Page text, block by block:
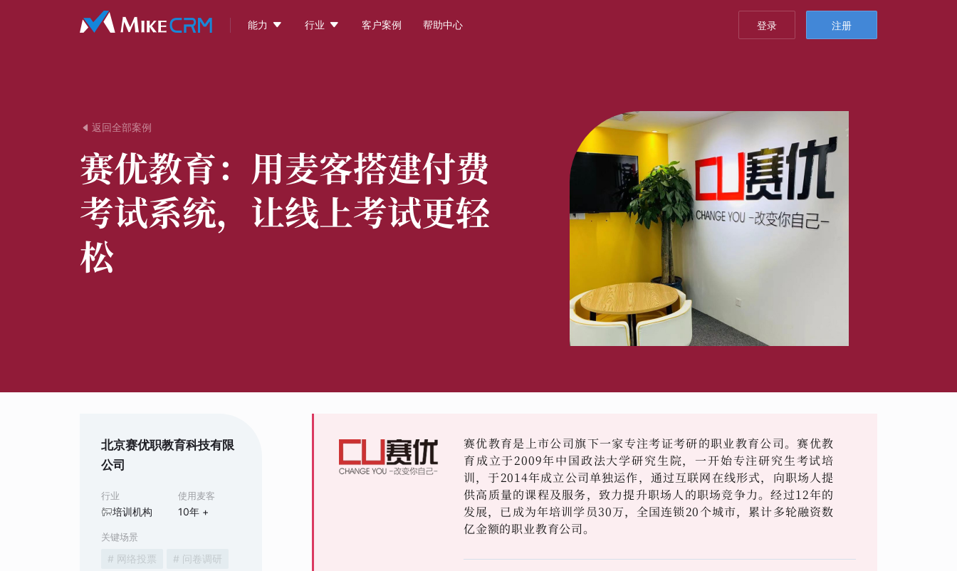
能力  行业  客户案例 帮助中心 登录 注册
 返回全部案例
赛优教育： 用麦客搭建付费
考试系统，让线上考试更轻
松
北京赛优职教育科技有限
公司
行业
培训机构
使用麦客
10年 +
关键场景
# 网络投票
# 问卷调研
赛优教育是上市公司旗下一家专注考证考研的职业教育公司。赛优教
育成立于2009年中国政法大学研究生院，一开始专注研究生考试培
训，于2014年成立公司单独运作，通过互联网在线形式，向职场人提
供高质量的课程及服务，致力提升职场人的职场竞争力。经过12年的
发展，已成为年培训学员30万，全国连锁20个城市，累计多轮融资数
亿金额的职业教育公司。